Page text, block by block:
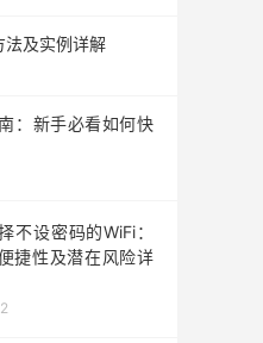
法及实例详解
：新手必看如何快
不设密码的WiFi：
捷性及潜在风险详